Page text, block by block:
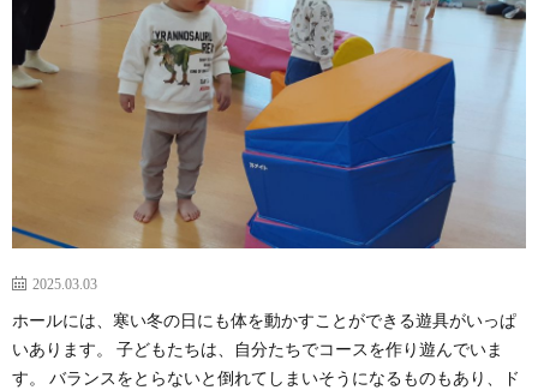
2025.03.03
ホールには、寒い冬の日にも体を動かすことができる遊具がいっぱ
いあります。 子どもたちは、自分たちでコースを作り遊んでいま
す。 バランスをとらないと倒れてしまいそうになるものもあり、ド